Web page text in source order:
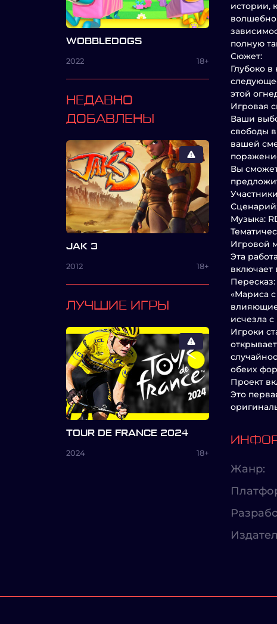
WOBBLEDOGS
2022 18+
НЕДАВНО
ДОБАВЛЕНЫ
JAK 3
2012 18+
ЛУЧШИЕ ИГРЫ
TOUR DE FRANCE 2024
2024 18+
истории,
полную
Сюжет:
Глубоко
этой
Игровая
Ваши
свободы
вашей
Вы
Музыка:
Игровой
Эта
включает
Пересказ:
«Мариса
влияющие
исчезла
Игроки
обеих
Проект
Это
Жанр: